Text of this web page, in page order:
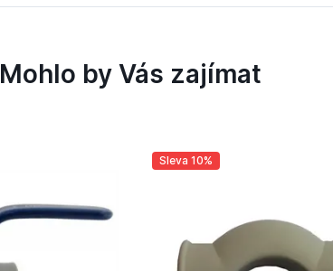
Mohlo by Vás zajímat
Sleva 10%